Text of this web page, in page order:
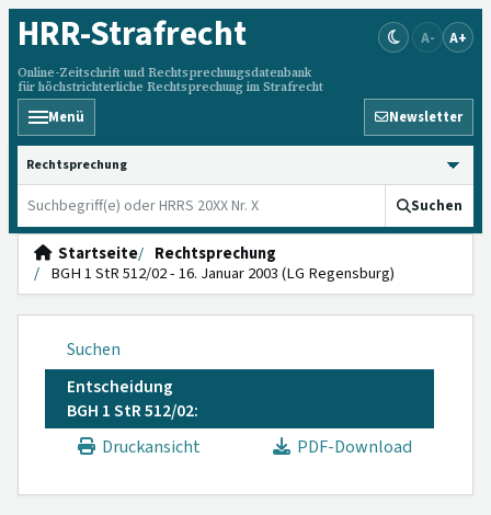
HRR-Strafrecht
Online-Zeitschrift und Rechtsprechungsdatenbank
für höchstrichterliche Rechtsprechung im Strafrecht
A- A+
Menü Newsletter
HRRS durchsuchen
Suchen
Startseite
Rechtsprechung
BGH 1 StR 512/02 - 16. Januar 2003 (LG Regensburg)
Suchen
Entscheidung
BGH 1 StR 512/02:
Druckansicht
PDF-Download